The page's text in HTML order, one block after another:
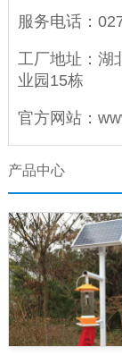
服务电话：
工厂地址：湖
业园15栋
官方网站：
产品中心